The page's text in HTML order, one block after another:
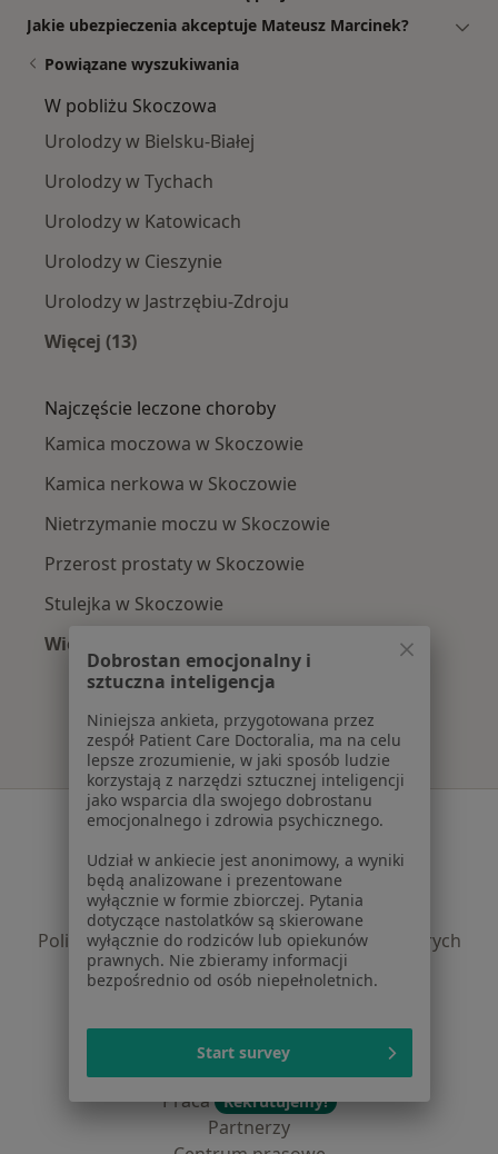
Jakie ubezpieczenia akceptuje Mateusz Marcinek?
Powiązane wyszukiwania
W pobliżu Skoczowa
Urolodzy w Bielsku-Białej
Urolodzy w Tychach
Urolodzy w Katowicach
Urolodzy w Cieszynie
Urolodzy w Jastrzębiu-Zdroju
Więcej (13)
Najczęście leczone choroby
Kamica moczowa w Skoczowie
Kamica nerkowa w Skoczowie
Nietrzymanie moczu w Skoczowie
Przerost prostaty w Skoczowie
Stulejka w Skoczowie
Więcej (10)
Więcej w kategorii: Najczęście leczone
Serwis
Regulamin
Polityka prywatności pacjentów
Polityka prywatności profesjonalistów
Polityka prywatności dla profesjonalistów, których
dane pozyskaliśmy samodzielnie
Polityka cookies
Dostępność
O nas
Praca Rekrutujemy!
Partnerzy
Dobrostan emocjonalny i
sztuczna inteligencja
Niniejsza ankieta, przygotowana przez
zespół Patient Care Doctoralia, ma na celu
lepsze zrozumienie, w jaki sposób ludzie
korzystają z narzędzi sztucznej inteligencji
jako wsparcia dla swojego dobrostanu
emocjonalnego i zdrowia psychicznego.
Udział w ankiecie jest anonimowy, a wyniki
będą analizowane i prezentowane
wyłącznie w formie zbiorczej. Pytania
dotyczące nastolatków są skierowane
wyłącznie do rodziców lub opiekunów
prawnych. Nie zbieramy informacji
bezpośrednio od osób niepełnoletnich.
Start survey